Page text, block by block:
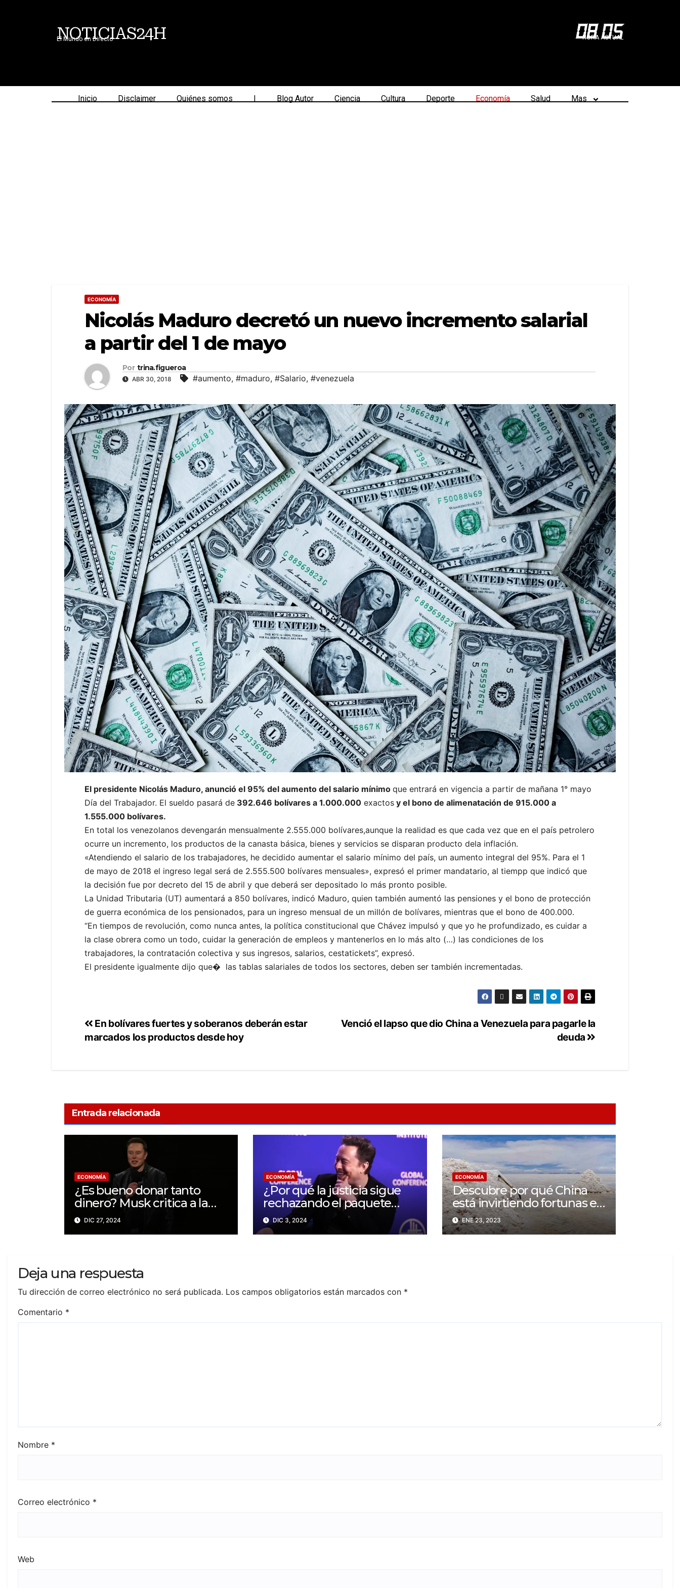
NOTICIAS24H
El Mundo en Directo 08:05
HORA ACTUAL
Inicio Disclaimer Quiénes somos | Blog Autor Ciencia Cultura Deporte Economía Salud Mas
ECONOMÍA
Nicolás Maduro decretó un nuevo incremento salarial
a partir del 1 de mayo
Por trina.figueroa
ABR 30, 2018 #aumento, #maduro, #Salario, #venezuela
El presidente Nicolás Maduro, anunció el 95% del aumento del salario mínimo que entrará en vigencia a partir de mañana 1° mayo
Día del Trabajador. El sueldo pasará de 392.646 bolívares a 1.000.000 exactos y el bono de alimenatación de 915.000 a
1.555.000 bolívares.
En total los venezolanos devengarán mensualmente 2.555.000 bolívares,aunque la realidad es que cada vez que en el país petrolero
ocurre un incremento, los productos de la canasta básica, bienes y servicios se disparan producto dela inflación.
«Atendiendo el salario de los trabajadores, he decidido aumentar el salario mínimo del país, un aumento integral del 95%. Para el 1
de mayo de 2018 el ingreso legal será de 2.555.500 bolívares mensuales», expresó el primer mandatario, al tiempp que indicó que
la decisión fue por decreto del 15 de abril y que deberá ser depositado lo más pronto posible.
La Unidad Tributaria (UT) aumentará a 850 bolívares, indicó Maduro, quien también aumentó las pensiones y el bono de protección
de guerra económica de los pensionados, para un ingreso mensual de un millón de bolívares, mientras que el bono de 400.000.
“En tiempos de revolución, como nunca antes, la política constitucional que Chávez impulsó y que yo he profundizado, es cuidar a
la clase obrera como un todo, cuidar la generación de empleos y mantenerlos en lo más alto (…) las condiciones de los
trabajadores, la contratación colectiva y sus ingresos, salarios, cestatickets”, expresó.
El presidente igualmente dijo que� las tablas salariales de todos los sectores, deben ser también incrementadas.
Venció el lapso que dio China a Venezuela para pagarle la
deuda
En bolívares fuertes y soberanos deberán estar
marcados los productos desde hoy
Entrada relacionada
ECONOMÍA
¿Es bueno donar tanto
dinero? Musk critica a la
exesposa de Bezos por su
filantropía
DIC 27, 2024
ECONOMÍA
¿Por qué la justicia sigue
rechazando el paquete
salarial de Elon Musk? Un
conflicto sobre
DIC 3, 2024
ECONOMÍA
Descubre por qué China
está invirtiendo fortunas en
Australia
ENE 23, 2023
Deja una respuesta
Tu dirección de correo electrónico no será publicada. Los campos obligatorios están marcados con *
Comentario *
Nombre *
Correo electrónico *
Web